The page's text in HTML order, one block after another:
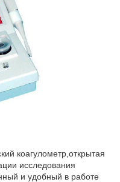
коагулометр,открытая
исследования
и удобный в работе